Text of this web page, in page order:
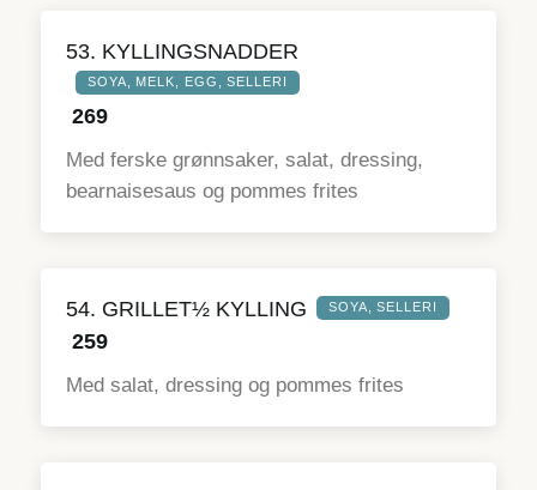
53. KYLLINGSNADDER
SOYA, MELK, EGG, SELLERI
269
Med ferske grønnsaker, salat, dressing,
bearnaisesaus og pommes frites
54. GRILLET½ KYLLING SOYA, SELLERI
259
Med salat, dressing og pommes frites